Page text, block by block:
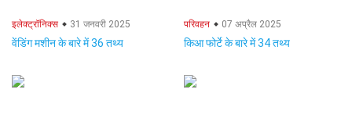
इलेक्ट्रॉनिक्स 31 जनवरी 2025
वेंडिंग मशीन के बारे में 36 तथ्य
परिवहन 07 अप्रैल 2025
किआ फोर्टे के बारे में 34 तथ्य